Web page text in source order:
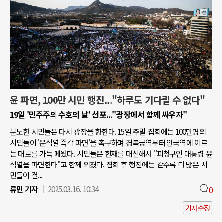
윤 파면, 100만 시민 행진..."하루도 기다릴 수 없다"
19일 '민주주의 수호의 날' 선포..."광장에서 함께 싸우자"
분노한 시민들은 다시 광장을 향한다. 15일 주말 집회에는 100만명의
시민들이 '윤석열 즉각 파면'을 촉구하며 경복궁역부터 안국역에 이르
는 대로를 가득 메웠다. 시민들은 헌재를 대신해서 "피청구인 대통령 윤
석열을 파면한다"고 함께 외쳤다. 집회 후 행진에는 갈수록 더 많은 시
민들이 결...
류민 기자
2025.03.16. 10:34 0
기사수정